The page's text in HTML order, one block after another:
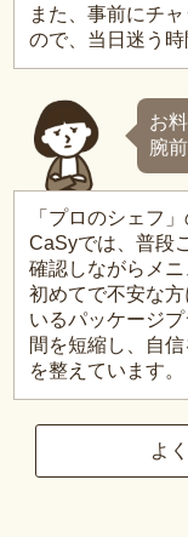
また、事前にチ
ので、当日迷う時
お
腕
「プロのシェフ
CaSyでは、普段
確認しながらメニ
初めてで不安な
いるパッケージ
間を短縮し、自
を整えています。
よ